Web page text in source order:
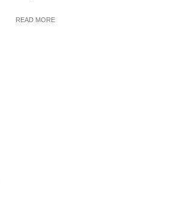
READ MORE